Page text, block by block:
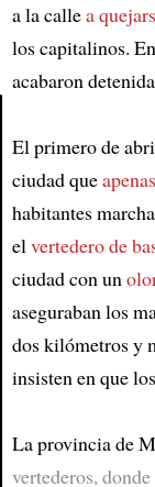
Article
a la callea
los capitalinos.
acabaron
El primero de
ciudad que
habitantes
elvertedero de
ciudad con un
aseguraban los
dos kilómetros y
insisten en que
La provincia de
vertederos,